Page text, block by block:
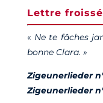
Lettre
« Ne te fâches
bonne Clara. »
Zigeunerlieder
Zigeunerlieder